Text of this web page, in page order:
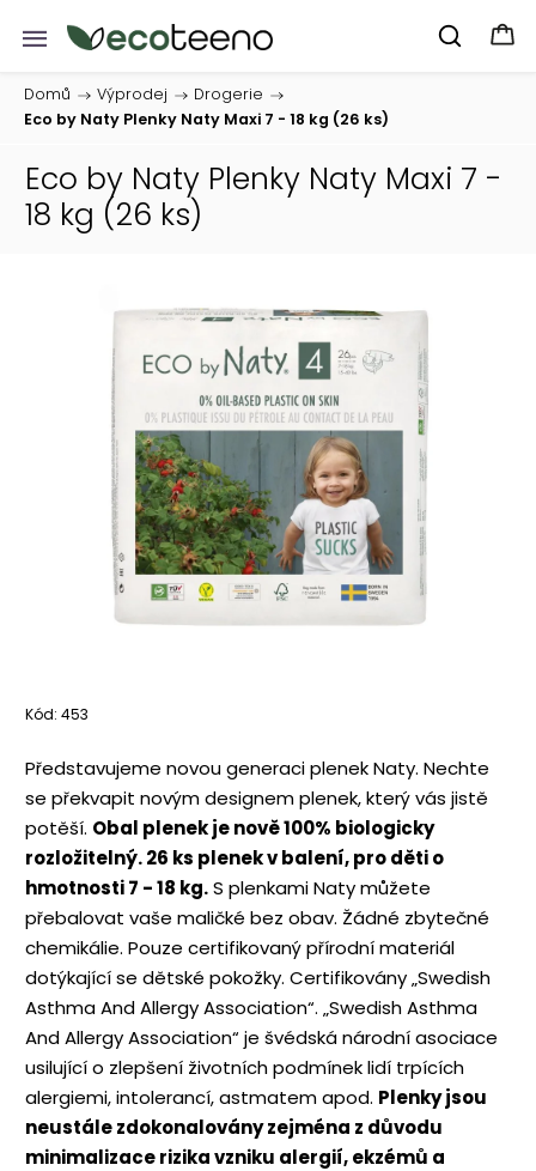
Domů / Výprodej / Drogerie /
Eco by Naty Plenky Naty Maxi 7 - 18 kg (26 ks)
Eco by Naty Plenky Naty Maxi 7 -
18 kg (26 ks)
Kód: 453
Představujeme novou generaci plenek Naty. Nechte
se překvapit novým designem plenek, který vás jistě
potěší. Obal plenek je nově 100% biologicky
rozložitelný. 26 ks plenek v balení, pro děti o
hmotnosti 7 - 18 kg.S plenkami Naty můžete
přebalovat vaše maličké bez obav. Žádné zbytečné
chemikálie. Pouze certifikovaný přírodní materiál
dotýkající se dětské pokožky. Certifikovány „Swedish
Asthma And Allergy Association“. „Swedish Asthma
And Allergy Association“ je švédská národní asociace
usilující o zlepšení životních podmínek lidí trpících
alergiemi, intolerancí, astmatem apod. Plenky jsou
neustále zdokonalovány zejména z důvodu
minimalizace rizika vzniku alergií, ekzémů a